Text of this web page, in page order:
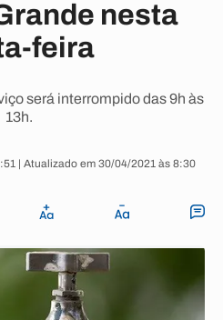
nesta
feira
será interrompido das 9h às
13h.
| Atualizado em 30/04/2021 às 8:30